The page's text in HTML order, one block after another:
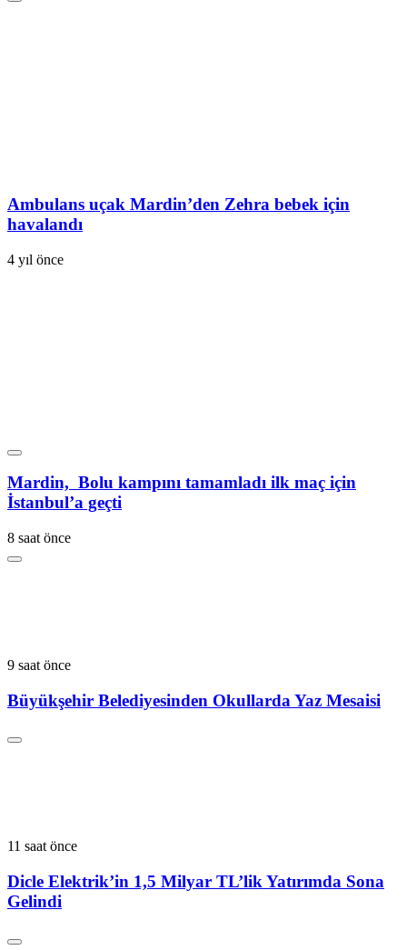
Ambulans uçak Mardin’den Zehra bebek için
havalandı
4 yıl önce
Mardin, Bolu kampını tamamladı ilk maç için
İstanbul’a geçti
8 saat önce
9 saat önce
Büyükşehir Belediyesinden Okullarda Yaz Mesaisi
11 saat önce
Dicle Elektrik’in 1,5 Milyar TL’lik Yatırımda Sona
Gelindi